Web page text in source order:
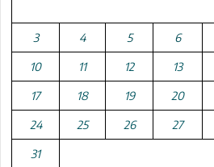
3 4 5 6
10 11 12 13
17 18 19 20
24 25 26 27
31